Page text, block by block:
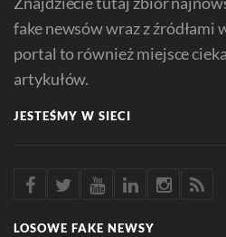
fake newsów wraz z źródłami
portal to również miejsce
artykułów.
JESTEŚMY W SIECI
LOSOWE FAKE NEWSY